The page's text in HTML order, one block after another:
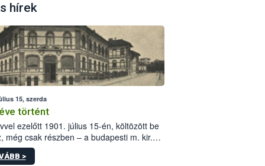
hírek
15, szerda
történt
ezelőtt 1901. július 15-én, költözött be
még csak részben – a budapesti m. kir.
állomás a Kis Rókus utca
alatti, Czigler Győző által tervezett új
>